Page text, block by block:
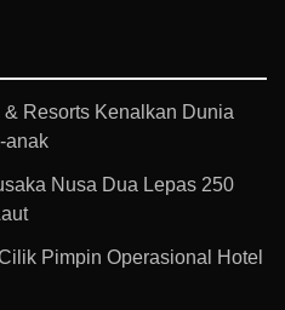
Resorts Kenalkan Dunia
anak
Nusa Dua Lepas 250
Pimpin Operasional Hotel